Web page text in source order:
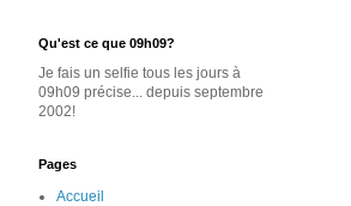
Qu'est ce que 09h09?
Je fais un selfie tous les jours à
09h09 précise... depuis septembre
2002!
Pages
Accueil